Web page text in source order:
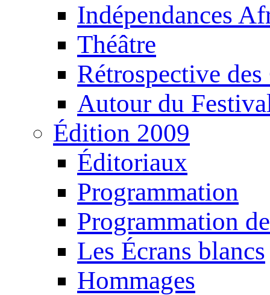
Indépendances
Théâtre
Rétrospective
Autour du
Édition 2009
Éditoriaux
Programmation
Programmation
Les Écrans blancs
Hommages